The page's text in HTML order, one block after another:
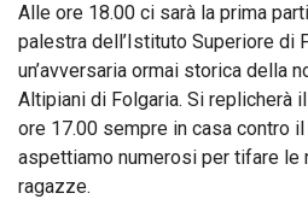
Alle ore 18.00 ci sarà la prima
palestra dell’Istituto Superiore di
un’avversaria ormai storica della
Altipiani di Folgaria. Si replicherà
ore 17.00 sempre in casa contro
aspettiamo numerosi per tifare le
ragazze.